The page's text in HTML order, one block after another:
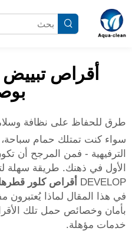
طرق للحفاظ على نظافة
سواء كنت تمتلك حمام سباحة،
الترفيهية - فمن المرجح أن
الأول في ذهنك. طريقة سهلة
DEVELOP أقراص كلور قطرها 3 بوصات
في هذا المقال لماذا
بأمان وخصائص حمل تلك
خدمات مؤهلة.